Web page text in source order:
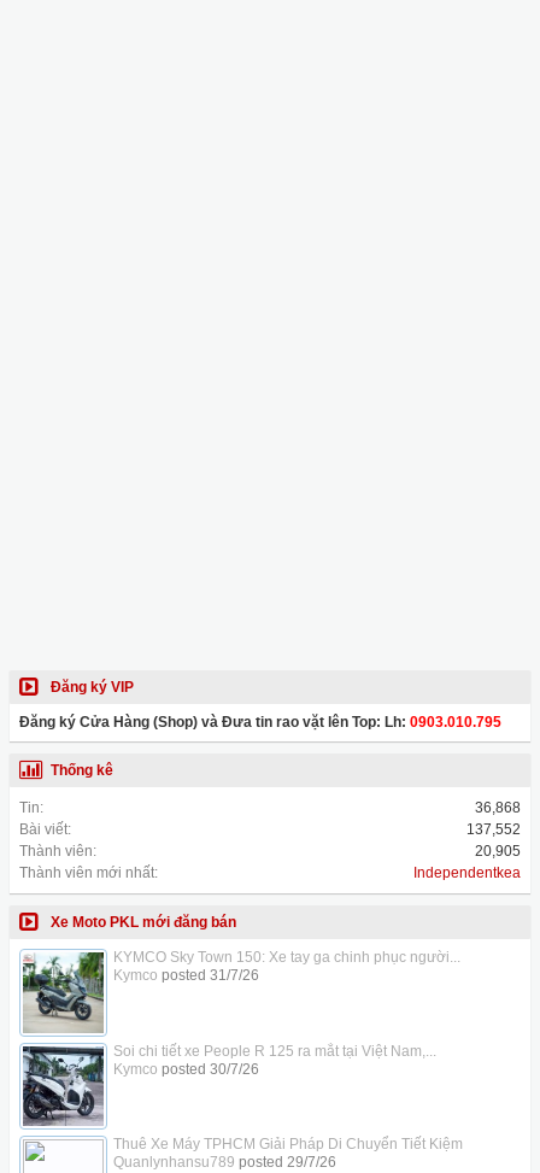
Đăng ký VIP
Đăng ký Cửa Hàng (Shop) và Đưa tin rao vặt lên Top: Lh: 0903.010.795
Thống kê
Tin:
36,868
Bài viết:
137,552
Thành viên:
20,905
Thành viên mới nhất:
Independentkea
Xe Moto PKL mới đăng bán
KYMCO Sky Town 150: Xe tay ga chinh phục người...
Kymco posted 31/7/26
Soi chi tiết xe People R 125 ra mắt tại Việt Nam,...
Kymco posted 30/7/26
Thuê Xe Máy TPHCM Giải Pháp Di Chuyển Tiết Kiệm
Quanlynhansu789 posted 29/7/26